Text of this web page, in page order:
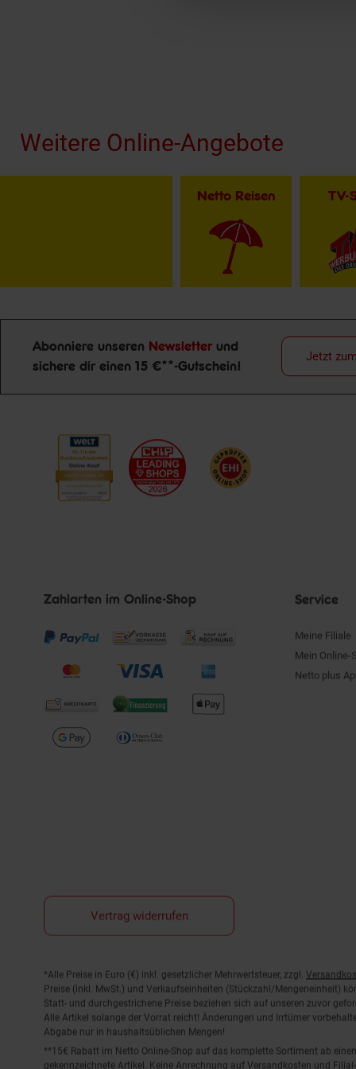
Weitere Online-Angebote
Netto Reisen TV-
Newsletter Anmeldung
Abonniere unseren Newsletter und
sichere dir einen 15 €**-Gutschein!
Jetzt
Zahlarten im Online-Shop Service
Vertrag widerrufen
Fußnoten
Preise (inkl. MwSt.) und Verkaufseinheiten (Stückzahl/Mengeneinheit)
Statt- und durchgestrichene Preise beziehen sich auf unseren zuvor
Alle Artikel solange der Vorrat reicht! Änderungen und Irrtümer
Abgabe nur in haushaltsüblichen Mengen!
gekennzeichnete Artikel. Keine Anrechnung auf Versandkosten und